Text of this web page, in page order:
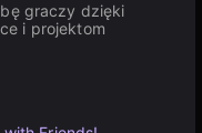
graczy dzięki
i projektom